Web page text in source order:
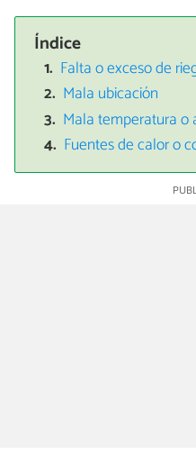
Índice
Falta o exceso de
Mala ubicación
Mala temperatura o
Fuentes de calor o